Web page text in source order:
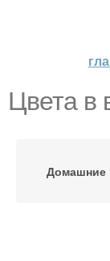
Цвета в
Домашние